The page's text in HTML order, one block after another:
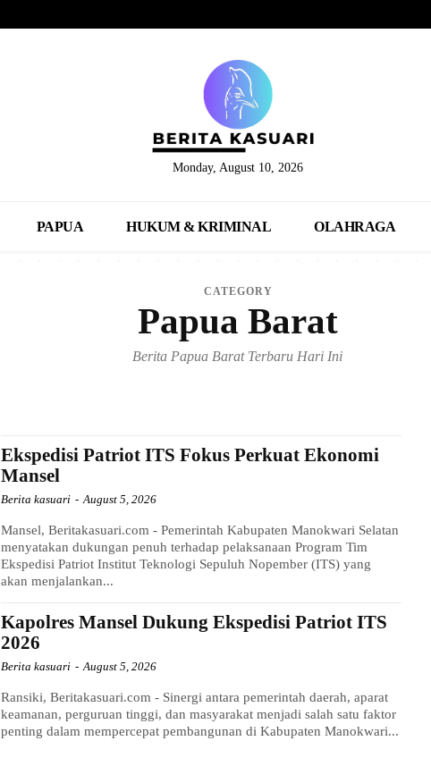
Monday, August 10, 2026
PAPUA HUKUM & KRIMINAL OLAHRAGA
CATEGORY
Papua Barat
Berita Papua Barat Terbaru Hari Ini
Ekspedisi Patriot ITS Fokus Perkuat Ekonomi
Mansel
Berita kasuari - August 5, 2026
Mansel, Beritakasuari.com - Pemerintah Kabupaten Manokwari Selatan
menyatakan dukungan penuh terhadap pelaksanaan Program Tim
Ekspedisi Patriot Institut Teknologi Sepuluh Nopember (ITS) yang
akan menjalankan...
Kapolres Mansel Dukung Ekspedisi Patriot ITS
2026
Berita kasuari - August 5, 2026
Ransiki, Beritakasuari.com - Sinergi antara pemerintah daerah, aparat
keamanan, perguruan tinggi, dan masyarakat menjadi salah satu faktor
penting dalam mempercepat pembangunan di Kabupaten Manokwari...